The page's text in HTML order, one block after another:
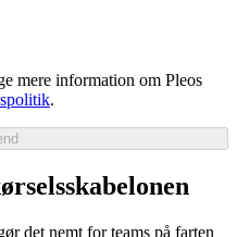
mere information om Pleos
.
det nemt for teams på farten